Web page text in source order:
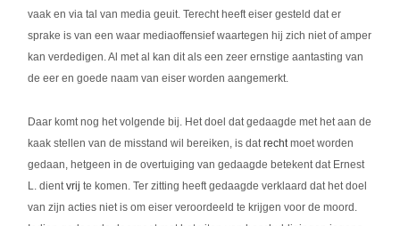
vaak en via tal van media geuit. Terecht heeft eiser gesteld dat er
sprake is van een waar mediaoffensief waartegen hij zich niet of amper
kan verdedigen. Al met al kan dit als een zeer ernstige aantasting van
de eer en goede naam van eiser worden aangemerkt.
Daar komt nog het volgende bij. Het doel dat gedaagde met het aan de
kaak stellen van de misstand wil bereiken, is datrechtmoet worden
gedaan, hetgeen in de overtuiging van gedaagde betekent dat Ernest
L. dientvrij te komen. Ter zitting heeft gedaagde verklaard dat het doel
van zijn acties niet is om eiser veroordeeld te krijgen voor de moord.